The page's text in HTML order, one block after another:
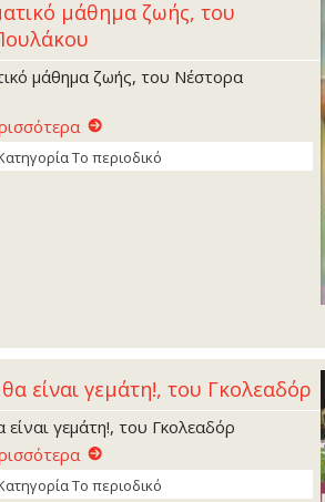
µάθηµα ζωής, του
µάθηµα ζωής, του Νέστορα
Το περιοδικό
είναι γεµάτη!, του Γκολεαδόρ
γεµάτη!, του Γκολεαδόρ
Το περιοδικό